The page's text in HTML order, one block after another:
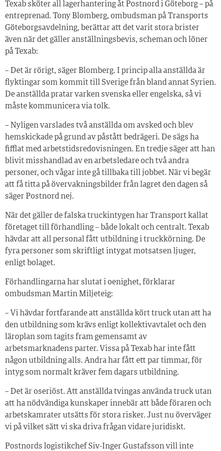
Texab sköter all lagerhantering åt Postnord i Göteborg – på
entreprenad. Tony Blomberg, ombudsman på Transports
Göteborgsavdelning, berättar att det varit stora brister
även när det gäller anställningsbevis, scheman och löner
på Texab:
– Det är rörigt, säger Blomberg. I princip alla anställda är
flyktingar som kommit till Sverige från bland annat Syrien.
De anställda pratar varken svenska eller engelska, så vi
måste kommunicera via tolk.
– Nyligen varslades två anställda om avsked och blev
hemskickade på grund av påstått bedrägeri. De sägs ha
fifflat med arbetstidsredovisningen. En tredje säger att han
blivit misshandlad av en arbetsledare och två andra
personer, och vågar inte gå tillbaka till jobbet. När vi begär
att få titta på övervakningsbilder från lagret den dagen så
säger Postnord nej.
När det gäller de falska truckintygen har Transport kallat
företaget till förhandling – både lokalt och centralt. Texab
hävdar att all personal fått utbildning i truckkörning. De
fyra personer som skriftligt intygat motsatsen ljuger,
enligt bolaget.
Förhandlingarna har slutat i oenighet, förklarar
ombudsman Martin Miljeteig:
– Vi hävdar fortfarande att anställda kört truck utan att ha
den utbildning som krävs enligt kollektivavtalet och den
läroplan som tagits fram gemensamt av
arbetsmarknadens parter. Vissa på Texab har inte fått
någon utbildning alls. Andra har fått ett par timmar, för
intyg som normalt kräver fem dagars utbildning.
– Det är oseriöst. Att anställda tvingas använda truck utan
att ha nödvändiga kunskaper innebär att både föraren och
arbetskamrater utsätts för stora risker. Just nu överväger
vi på vilket sätt vi ska driva frågan vidare juridiskt.
Postnords logistikchef Siv-Inger Gustafsson vill inte